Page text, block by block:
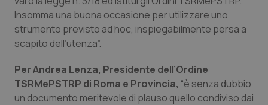
Sardegna
Toscana
Malattia di Crohn & Rettocolite Ulcerosa
Obesità
Insomma una buona occasione per utilizzare uno
strumento previsto ad hoc, inspiegabilmente persa a
scapito dell’utenza”.
Per Andrea Lenza, Presidente dell’Ordine
TSRMePSTRP di Roma e Provincia, “è senza dubbio
un documento meritevole di plauso quello condiviso dai